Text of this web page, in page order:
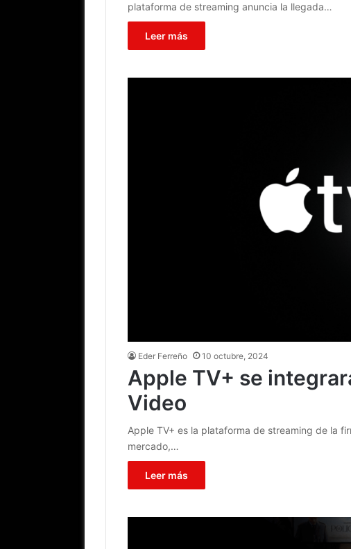
plataforma de streaming anuncia la llegada…
Leer más
Eder Ferreño 10 octubre, 2024
Apple TV+ se
Video
Apple TV+ es la plataforma de streaming de la
mercado,…
Leer más